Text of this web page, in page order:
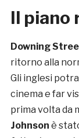
Il piano
Downing
ritorno alla
Gli inglesi
cinema e far
prima volta da
Johnson è